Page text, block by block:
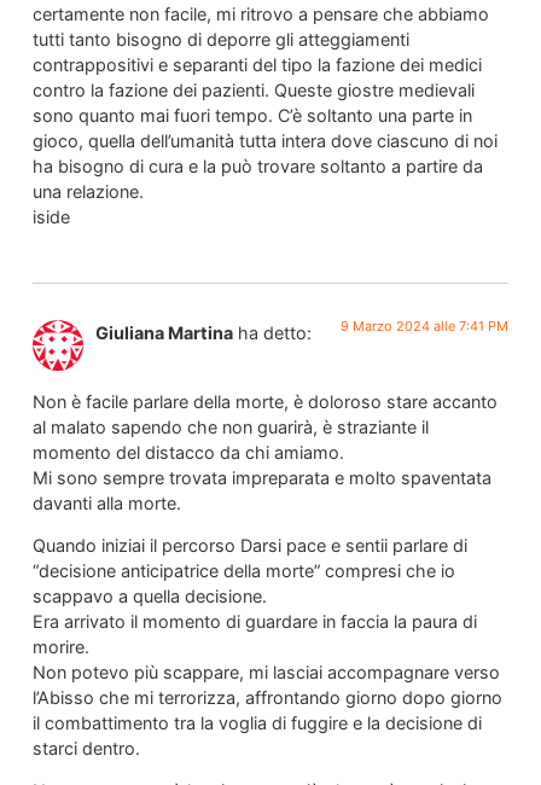
certamente non facile, mi ritrovo a pensare che abbiamo
tutti tanto bisogno di deporre gli atteggiamenti
contrappositivi e separanti del tipo la fazione dei medici
contro la fazione dei pazienti. Queste giostre medievali
sono quanto mai fuori tempo. C’è soltanto una parte in
gioco, quella dell’umanità tutta intera dove ciascuno di noi
ha bisogno di cura e la può trovare soltanto a partire da
una relazione.
iside
Giuliana Martina ha detto: 9 Marzo 2024 alle 7:41 PM
Non è facile parlare della morte, è doloroso stare accanto
al malato sapendo che non guarirà, è straziante il
momento del distacco da chi amiamo.
Mi sono sempre trovata impreparata e molto spaventata
davanti alla morte.
Quando iniziai il percorso Darsi pace e sentii parlare di
“decisione anticipatrice della morte” compresi che io
scappavo a quella decisione.
Era arrivato il momento di guardare in faccia la paura di
morire.
Non potevo più scappare, mi lasciai accompagnare verso
l’Abisso che mi terrorizza, affrontando giorno dopo giorno
il combattimento tra la voglia di fuggire e la decisione di
starci dentro.